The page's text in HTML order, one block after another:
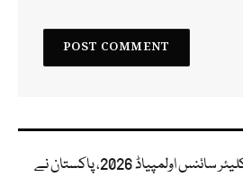
انٹرنیشنل نیوکلیئر سائنس اولمپیاڈ 2026، پاکستان نے